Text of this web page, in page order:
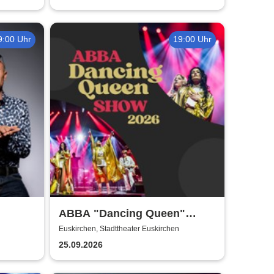
Uhr 19:00 Uhr
ABBA "Dancing Queen"
Show 2026
Euskirchen, Stadttheater Euskirchen
25.09.2026